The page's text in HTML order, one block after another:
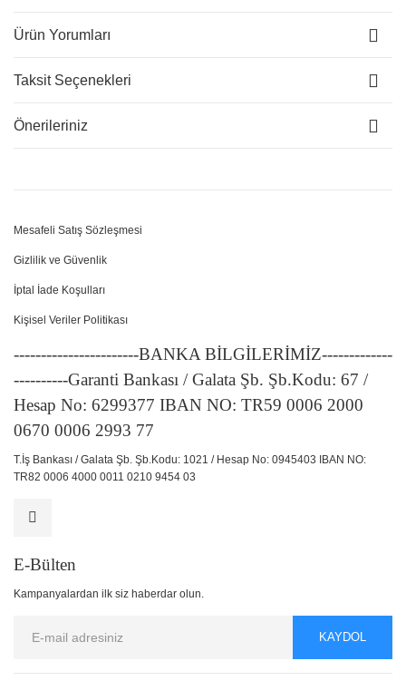
Ürün Yorumları
Taksit Seçenekleri
Önerileriniz
Mesafeli Satış Sözleşmesi
Gizlilik ve Güvenlik
İptal İade Koşulları
Kişisel Veriler Politikası
-----------------------BANKA BİLGİLERİMİZ-------------
----------Garanti Bankası / Galata Şb. Şb.Kodu: 67 /
Hesap No: 6299377 IBAN NO: TR59 0006 2000
0670 0006 2993 77
T.İş Bankası / Galata Şb. Şb.Kodu: 1021 / Hesap No: 0945403 IBAN NO:
TR82 0006 4000 0011 0210 9454 03
E-Bülten
Kampanyalardan ilk siz haberdar olun.
KAYDOL